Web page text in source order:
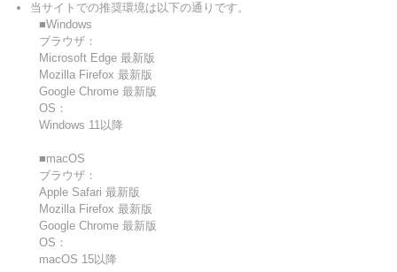
当サイトでの推奨環境は以下の通りです。
■Windows
ブラウザ：
Microsoft Edge 最新版
Mozilla Firefox 最新版
Google Chrome 最新版
OS：
Windows 11以降
■macOS
ブラウザ：
Apple Safari 最新版
Mozilla Firefox 最新版
Google Chrome 最新版
OS：
macOS 15以降